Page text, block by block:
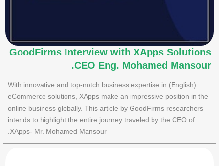
GoodFirms Interview with XApps Solutions
CEO Eng. Mohamed Mansour.
(English) With innovative and top-notch business expertise in
eCommerce solutions, XApps make an impressive position in the
online business globally. This article by GoodFirms researchers
intends to highlight the entire journey traveled by the CEO of
XApps- Mr. Mohamed Mansour.